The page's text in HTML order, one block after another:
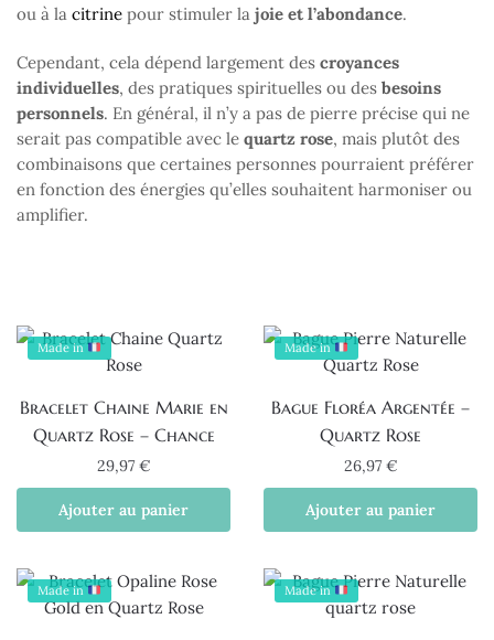
ou à la citrine pour stimuler la joie et l’abondance.
Cependant, cela dépend largement des croyances
individuelles, des pratiques spirituelles ou des besoins
personnels. En général, il n’y a pas de pierre précise qui ne
serait pas compatible avec le quartz rose, mais plutôt des
combinaisons que certaines personnes pourraient préférer
en fonction des énergies qu’elles souhaitent harmoniser ou
amplifier.
Made in
Bracelet Chaine Marie en
Quartz Rose – Chance
29,97€
Ajouter au panier
Made in
Bague Floréa Argentée –
Quartz Rose
26,97€
Ajouter au panier
Made in Made in